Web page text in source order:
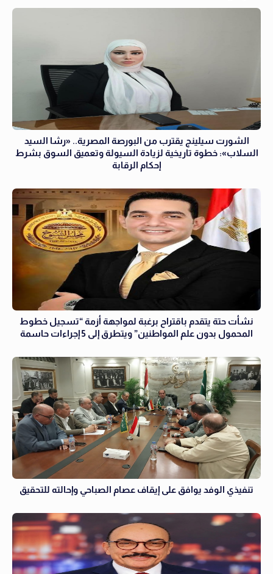
الشورت سيلينج يقترب من البورصة المصرية.. «رشا السيد
السلاب»: خطوة تاريخية لزيادة السيولة وتعميق السوق بشرط
إحكام الرقابة
نشأت حتة يتقدم باقتراح برغبة لمواجهة أزمة “تسجيل خطوط
المحمول بدون علم المواطنين” ويتطرق إلى 5 إجراءات حاسمة
تنفيذي الوفد يوافق على إيقاف عصام الصباحي وإحالته للتحقيق